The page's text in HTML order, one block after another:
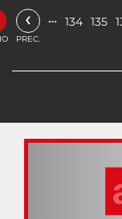
‹
PREC.
… 134 135